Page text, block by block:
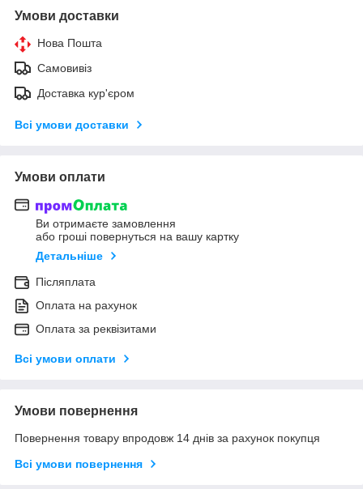
Умови доставки
Нова Пошта
Самовивіз
Доставка кур'єром
Всі умови доставки
Умови оплати
Ви отримаєте замовлення
або гроші повернуться на вашу картку
Детальніше
Післяплата
Оплата на рахунок
Оплата за реквізитами
Всі умови оплати
Умови повернення
Повернення товару впродовж 14 днів за рахунок покупця
Всі умови повернення